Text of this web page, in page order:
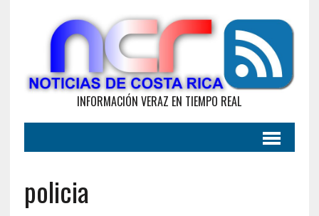
INFORMACIÓN VERAZ EN TIEMPO REAL
policia